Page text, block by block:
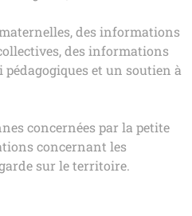
des informations
des informations
et un soutien à
concernées par la petite
concernant les
sur le territoire.